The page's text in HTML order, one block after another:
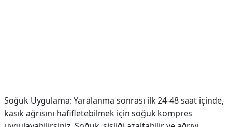
Soğuk Uygulama: Yaralanma sonrası ilk 24-48 saat içinde,
kasık ağrısını hafifletebilmek için soğuk kompres